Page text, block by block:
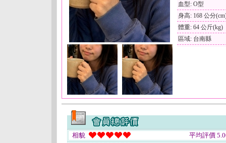
血型: O型
身高: 168 公分
體重: 64 公斤(kg)
區域: 台南縣
相貌
平均評價